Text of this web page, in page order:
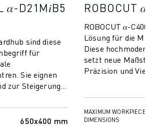
𝛼-D21M𝑖B5
sind diese
für
Sie eignen
zur Steigerung
und Boh...
650x400 mm
ROBOCUT
ROBOCUT 𝛼-
Lösung für die
Diese
setzt neue
Präzision und
MAXIMUM WORKPIECE
DIMENSIONS